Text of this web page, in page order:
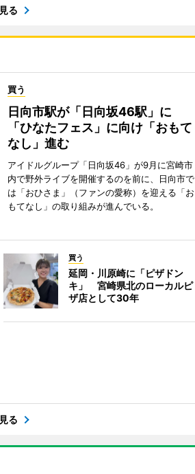
る
買う
日向市駅が「日向坂46駅」に
「ひなたフェス」に向け「おもて
なし」進む
アイドルグループ「日向坂46」が9月に宮崎市
内で野外ライブを開催するのを前に、日向市で
は「おひさま」（ファンの愛称）を迎える「お
もてなし」の取り組みが進んでいる。
買う
延岡・川原崎に「ピザドン
キ」 宮崎県北のローカルピ
ザ店として30年
る